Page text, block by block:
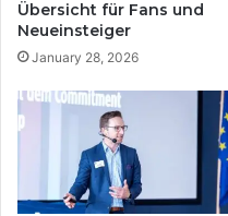
Übersicht für Fans und
Neueinsteiger
January 28, 2026